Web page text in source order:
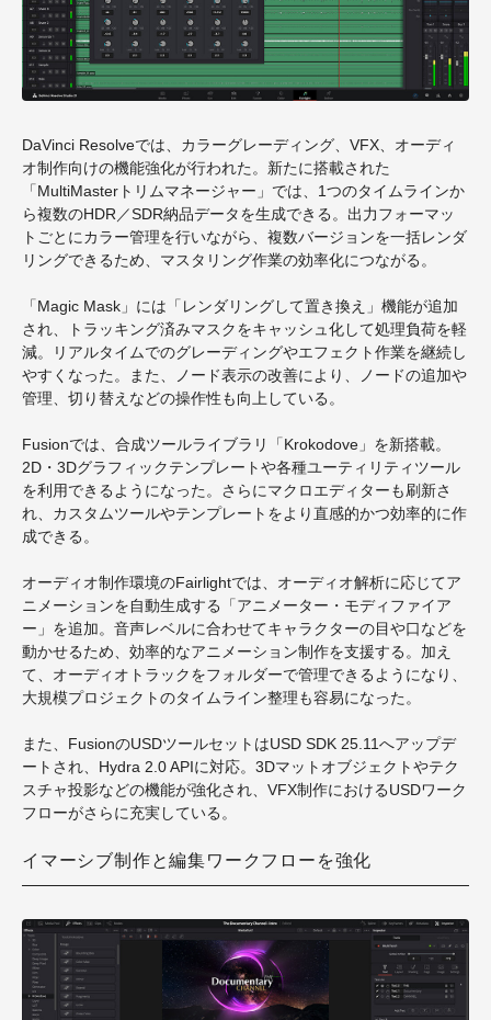
DaVinci Resolveでは、カラーグレーディング、VFX、オーディ
オ制作向けの機能強化が行われた。新たに搭載された
「MultiMasterトリムマネージャー」では、1つのタイムラインか
ら複数のHDR／SDR納品データを生成できる。出力フォーマッ
トごとにカラー管理を行いながら、複数バージョンを一括レンダ
リングできるため、マスタリング作業の効率化につながる。
「Magic Mask」には「レンダリングして置き換え」機能が追加
され、トラッキング済みマスクをキャッシュ化して処理負荷を軽
減。リアルタイムでのグレーディングやエフェクト作業を継続し
やすくなった。また、ノード表示の改善により、ノードの追加や
管理、切り替えなどの操作性も向上している。
Fusionでは、合成ツールライブラリ「Krokodove」を新搭載。
2D・3Dグラフィックテンプレートや各種ユーティリティツール
を利用できるようになった。さらにマクロエディターも刷新さ
れ、カスタムツールやテンプレートをより直感的かつ効率的に作
成できる。
オーディオ制作環境のFairlightでは、オーディオ解析に応じてア
ニメーションを自動生成する「アニメーター・モディファイア
ー」を追加。音声レベルに合わせてキャラクターの目や口などを
動かせるため、効率的なアニメーション制作を支援する。加え
て、オーディオトラックをフォルダーで管理できるようになり、
大規模プロジェクトのタイムライン整理も容易になった。
また、FusionのUSDツールセットはUSD SDK 25.11へアップデ
ートされ、Hydra 2.0 APIに対応。3Dマットオブジェクトやテク
スチャ投影などの機能が強化され、VFX制作におけるUSDワーク
フローがさらに充実している。
イマーシブ制作と編集ワークフローを強化